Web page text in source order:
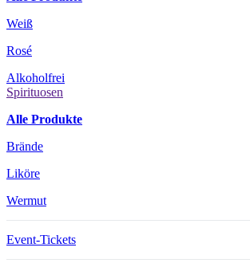
Weiß
Rosé
Alkoholfrei
Spirituosen
Alle Produkte
Brände
Liköre
Wermut
Event-Tickets